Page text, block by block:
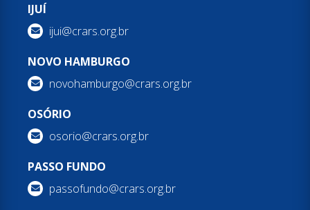
IJUÍ
ijui@crars.org.br
NOVO HAMBURGO
novohamburgo@crars.org.br
OSÓRIO
osorio@crars.org.br
PASSO FUNDO
passofundo@crars.org.br